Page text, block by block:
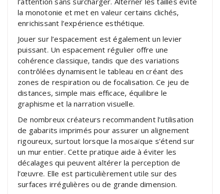
la monotonie et met en valeur certains clichés,
enrichissant l’expérience esthétique.
Jouer sur l’espacement est également un levier
puissant. Un espacement régulier offre une
cohérence classique, tandis que des variations
contrôlées dynamisent le tableau en créant des
zones de respiration ou de focalisation. Ce jeu de
distances, simple mais efficace, équilibre le
graphisme et la narration visuelle.
De nombreux créateurs recommandent l’utilisation
de gabarits imprimés pour assurer un alignement
rigoureux, surtout lorsque la mosaïque s’étend sur
un mur entier. Cette pratique aide à éviter les
décalages qui peuvent altérer la perception de
l’œuvre. Elle est particulièrement utile sur des
surfaces irrégulières ou de grande dimension.